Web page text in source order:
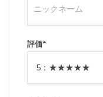
評価*